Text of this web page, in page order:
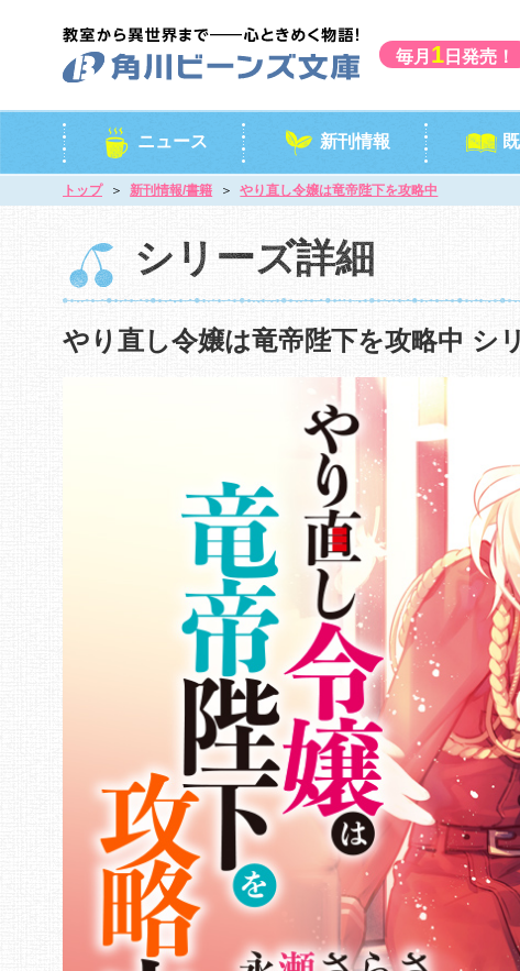
毎月 1 日発売！
ニュース 新刊情報
トップ 新刊情報/書籍 やり直し令嬢は竜帝陛下を攻略中
シリーズ詳細
やり直し令嬢は竜帝陛下を攻略中 シ